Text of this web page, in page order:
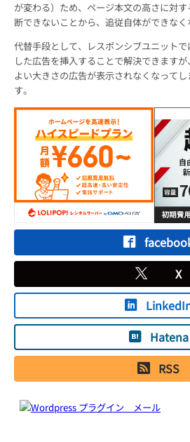
が変わる）ため、ページ本文の高さに対
断できないことから、追従自体ができなく
代替手段として、レスポンシブユニット
した広告を挿入することで解決できます
よい大きさの広告が表示されなくなって
す。
X
Hatena
RSS